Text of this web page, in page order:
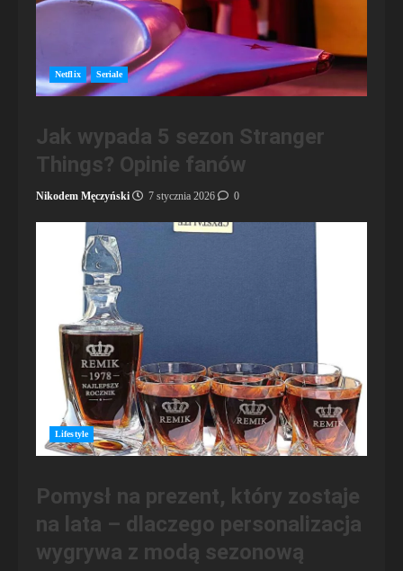
Netflix Seriale
Jak wypada 5 sezon Stranger
Things? Opinie fanów
Nikodem Męczyński 7 stycznia 2026 0
Lifestyle
Pomysł na prezent, który zostaje
na lata – dlaczego personalizacja
wygrywa z modą sezonową